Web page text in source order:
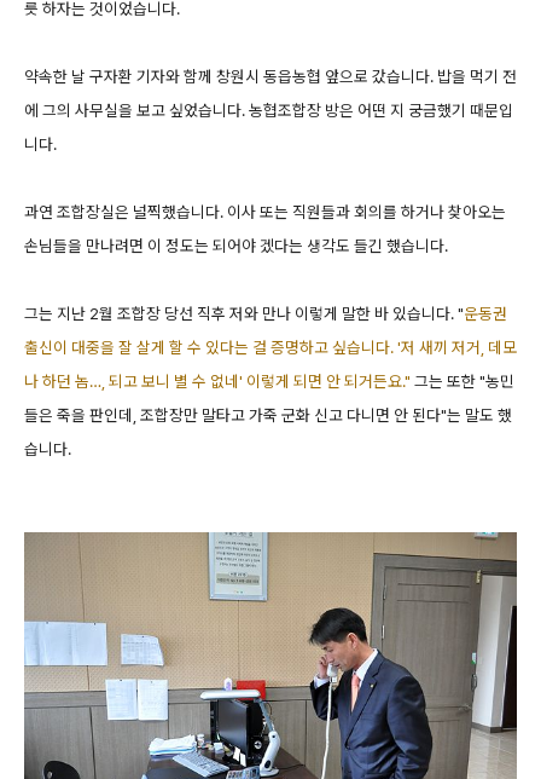
릇 하자는 것이었습니다.
약속한 날 구자환 기자와 함께 창원시 동읍농협 앞으로 갔습니다. 밥을 먹기 전
에 그의 사무실을 보고 싶었습니다. 농협조합장 방은 어떤 지 궁금했기 때문입
니다.
과연 조합장실은 널찍했습니다. 이사 또는 직원들과 회의를 하거나 찾아오는
손님들을 만나려면 이 정도는 되어야 겠다는 생각도 들긴 했습니다.
그는 지난 2월 조합장 당선 직후 저와 만나 이렇게 말한 바 있습니다. "운동권
출신이 대중을 잘 살게 할 수 있다는 걸 증명하고 싶습니다. '저 새끼 저거, 데모
나 하던 놈…, 되고 보니 별 수 없네' 이렇게 되면 안 되거든요." 그는 또한 "농민
들은 죽을 판인데, 조합장만 말타고 가죽 군화 신고 다니면 안 된다"는 말도 했
습니다.